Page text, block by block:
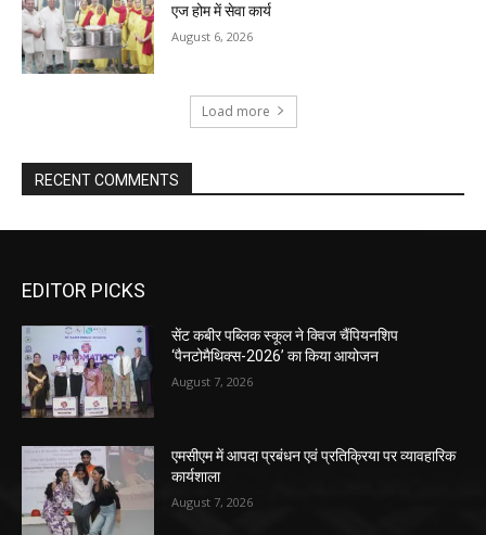
एज होम में सेवा कार्य
August 6, 2026
Load more
RECENT COMMENTS
EDITOR PICKS
सेंट कबीर पब्लिक स्कूल ने क्विज चैंपियनशिप
‘पैनटोमैथिक्स-2026’ का किया आयोजन
August 7, 2026
एमसीएम में आपदा प्रबंधन एवं प्रतिक्रिया पर व्यावहारिक
कार्यशाला
August 7, 2026